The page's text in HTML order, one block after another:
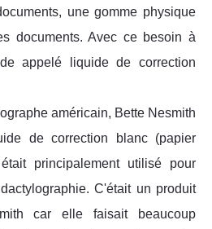
une gomme physique
documents. Avec ce besoin à
appelé liquide de correction
américain, Bette Nesmith
de correction blanc (papier
principalement utilisé pour
C'était un produit
car elle faisait beaucoup